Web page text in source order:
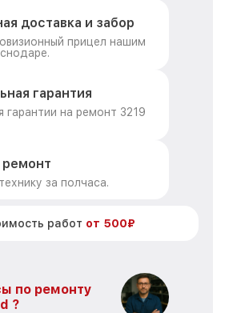
доставка и забор
прицел нашим
гарантия
гарантии на ремонт 3219
за полчаса.
работ от 500₽
по ремонту
?